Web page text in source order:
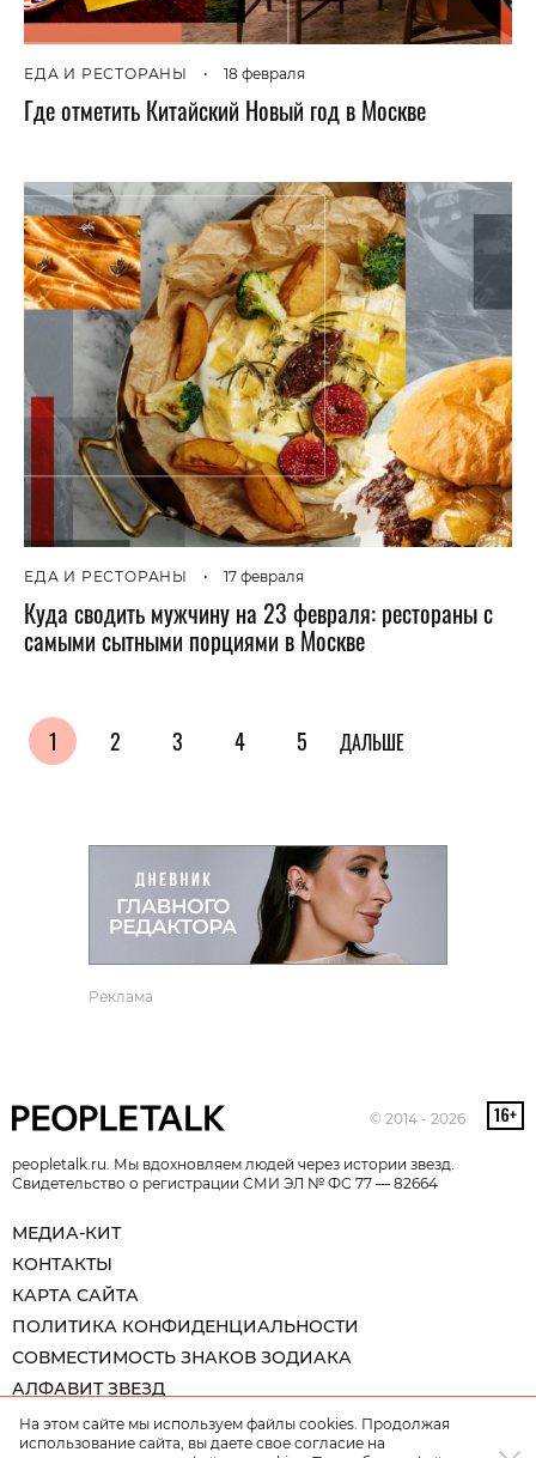
ЕДА И РЕСТОРАНЫ • 18 февраля
Где отметить Китайский Новый год в Москве
ЕДА И РЕСТОРАНЫ • 17 февраля
Куда сводить мужчину на 23 февраля: рестораны с
самыми сытными порциями в Москве
1 2 3 4 5 ДАЛЬШЕ
Реклама
© 2014 - 2026
peopletalk.ru. Мы вдохновляем людей через истории звезд.
Свидетельство о регистрации СМИ ЭЛ № ФС 77 — 82664
МЕДИА-КИТ
КОНТАКТЫ
КАРТА САЙТА
ПОЛИТИКА КОНФИДЕНЦИАЛЬНОСТИ
СОВМЕСТИМОСТЬ ЗНАКОВ ЗОДИАКА
АЛФАВИТ ЗВЕЗД
На этом сайте мы используем файлы cookies. Продолжая
использование сайта, вы даете свое согласие на